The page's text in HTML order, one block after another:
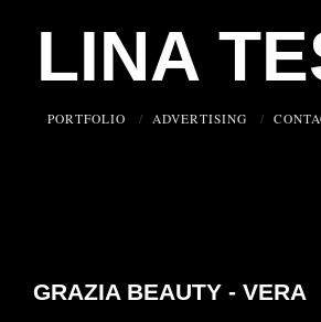
LINA
PORTFOLIO ADVERTISING
GRAZIA BEAUTY - VERA